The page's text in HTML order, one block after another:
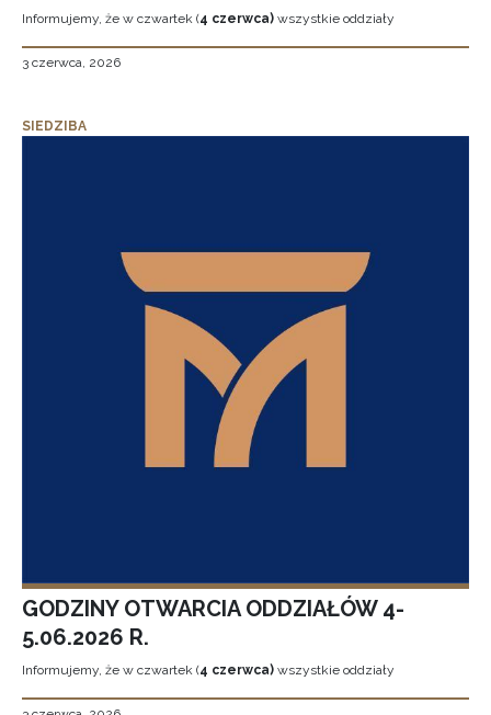
Informujemy, że w czwartek (4 czerwca) wszystkie oddziały
3 czerwca, 2026
SIEDZIBA
GODZINY OTWARCIA ODDZIAŁÓW 4-
5.06.2026 R.
Informujemy, że w czwartek (4 czerwca) wszystkie oddziały